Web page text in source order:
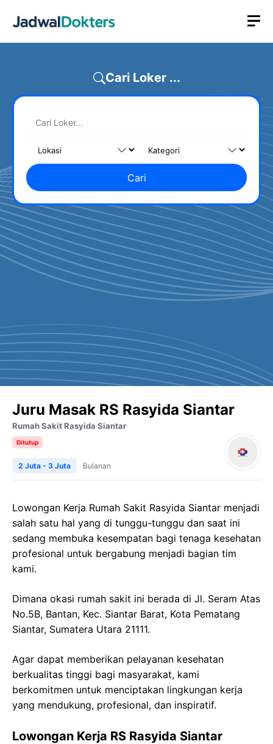
Cari Loker ...
Cari
Juru Masak RS Rasyida Siantar
Rumah Sakit Rasyida Siantar
Ditutup
2 Juta - 3 Juta Bulanan
Lowongan Kerja Rumah Sakit Rasyida Siantar menjadi
salah satu hal yang di tunggu-tunggu dan saat ini
sedang membuka kesempatan bagi tenaga kesehatan
profesional untuk bergabung menjadi bagian tim
kami.
Dimana okasi rumah sakit ini berada di Jl. Seram Atas
No.5B, Bantan, Kec. Siantar Barat, Kota Pematang
Siantar, Sumatera Utara 21111.
Agar dapat memberikan pelayanan kesehatan
berkualitas tinggi bagi masyarakat, kami
berkomitmen untuk menciptakan lingkungan kerja
yang mendukung, profesional, dan inspiratif.
Lowongan Kerja RS Rasyida Siantar